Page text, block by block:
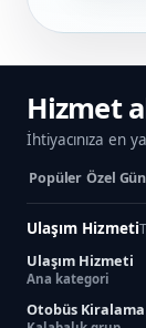
Hizmet
İhtiyacınıza en
Popüler Özel
Ulaşım Hizmeti
Ulaşım Hizmeti
Ana kategori
Otobüs Kiralama